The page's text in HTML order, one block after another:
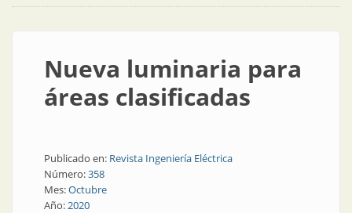
Nueva luminaria para
áreas clasificadas
Publicado en: Revista Ingeniería Eléctrica
Número:358
Mes:Octubre
Año:2020